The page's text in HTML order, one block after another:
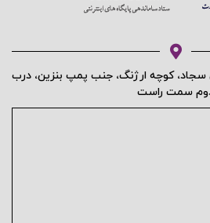
سجاد، کوچه ارژنگ، جنب پمپ بنزین، درب
سمت راست